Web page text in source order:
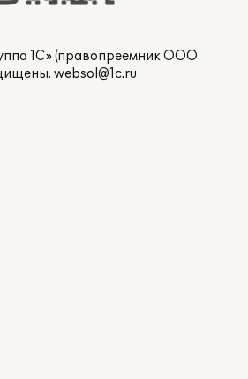
1С» (правопреемник ООО
websol@1c.ru